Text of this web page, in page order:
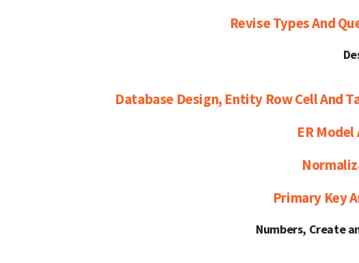
Revise Types And
Database Design, Entity Row Cell And
ER Model
Primary Key